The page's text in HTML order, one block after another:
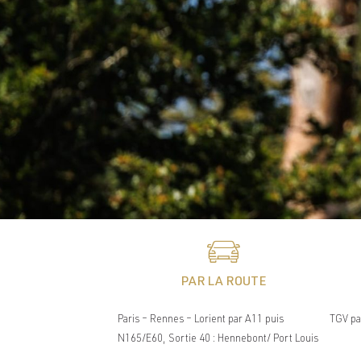
PAR LA ROUTE
Paris – Rennes – Lorient par A11 puis
N165/E60, Sortie 40 : Hennebont/ Port Louis
TGV